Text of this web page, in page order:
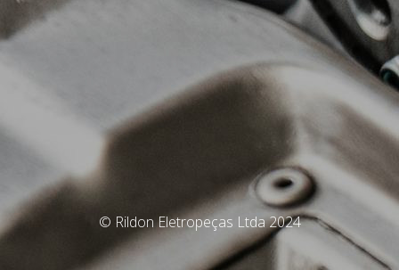
© Rildon Eletropeças Ltda 2024